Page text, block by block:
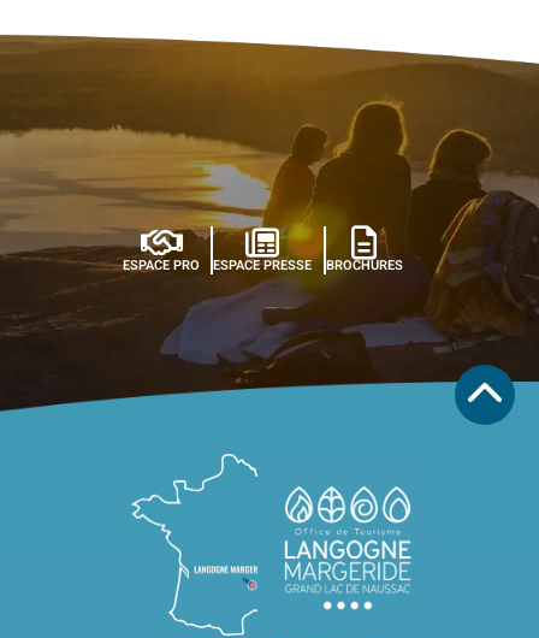
ESPACE PRO ESPACE PRESSE BROCHURES